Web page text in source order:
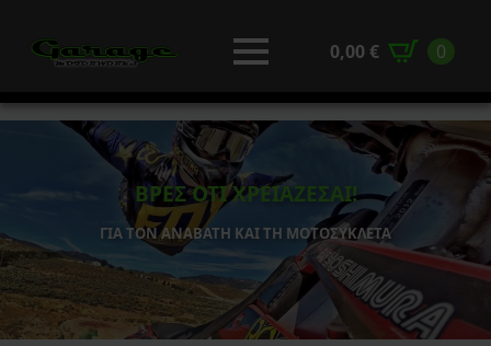
0,00 € 0
ΒΡΕΣ ΟΤΙ ΧΡΕΙΑΖΕΣΑΙ!
ΓΙΑ ΤΟΝ ΑΝΑΒΑΤΗ ΚΑΙ ΤΗ ΜΟΤΟΣΥΚΛΕΤΑ